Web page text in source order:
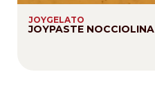
JOYGELATO
JOYPASTE NOCCIOLINA